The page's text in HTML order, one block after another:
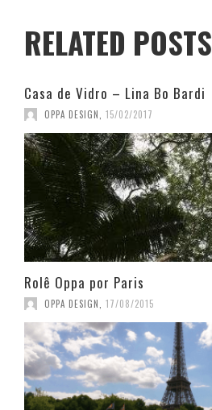
RELATED POSTS
Casa de Vidro – Lina Bo Bardi
OPPA DESIGN 15/02/2017
Rolê Oppa por Paris
OPPA DESIGN 17/08/2015